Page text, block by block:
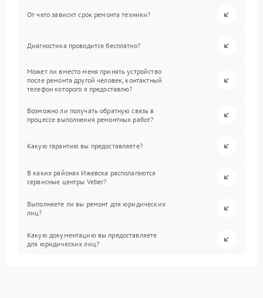
От чего зависит срок ремонта техники?
Диагностика проводится бесплатно?
Может ли вместо меня принять устройство
после ремонта другой человек, контактный
телефон которого я предоставлю?
Возможно ли получать обратную связь в
процессе выполнения ремонтных работ?
Какую гарантию вы предоставляете?
В каких районах Ижевска располагаются
сервисные центры Veber?
Выполняете ли вы ремонт для юридических
лиц?
Какую документацию вы предоставляете
для юридических лиц?